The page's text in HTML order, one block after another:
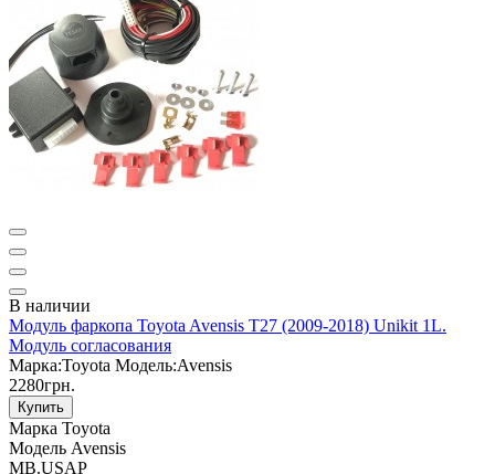
В наличии
Модуль фаркопа Toyota Avensis T27 (2009-2018) Unikit 1L.
Модуль согласования
Марка:Toyota Модель:Avensis
2280грн.
Купить
Марка Toyota
Модель Avensis
MB.USAP